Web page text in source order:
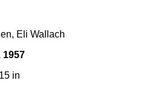
Eli Wallach
1957
in